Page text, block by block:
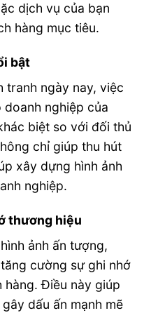
dịch vụ của bạn
hàng mục tiêu.
bật
tranh ngày nay, việc
doanh nghiệp của
biệt so với đối thủ
chỉ giúp thu hút
xây dựng hình ảnh
nghiệp.
thương hiệu
ảnh ấn tượng,
cường sự ghi nhớ
hàng. Điều này giúp
dấu ấn mạnh mẽ